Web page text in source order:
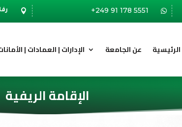
 
+249 91 178 5551
الرئيسية عن الجامعة الإدارات | العمادات |
الإقامة الريفية